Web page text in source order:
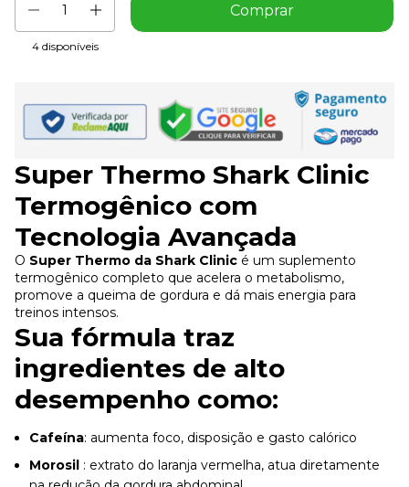
4 disponíveis
Super Thermo Shark Clinic
Termogênico com
Tecnologia Avançada
O Super Thermo da Shark Clinic é um suplemento
termogênico completo que acelera o metabolismo,
promove a queima de gordura e dá mais energia para
treinos intensos.
Sua fórmula traz
ingredientes de alto
desempenho como:
Cafeína: aumenta foco, disposição e gasto calórico
Morosil : extrato do laranja vermelha, atua diretamente